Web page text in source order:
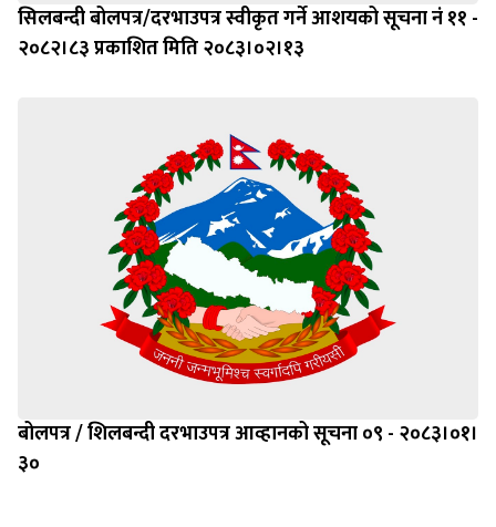
सिलबन्दी बोलपत्र/दरभाउपत्र स्वीकृत गर्ने आशयको सूचना नं ११ -
२०८२।८३ प्रकाशित मिति २०८३।०२।१३
बोलपत्र / शिलबन्दी दरभाउपत्र आव्हानको सूचना ०९ - २०८३।०१।
३०